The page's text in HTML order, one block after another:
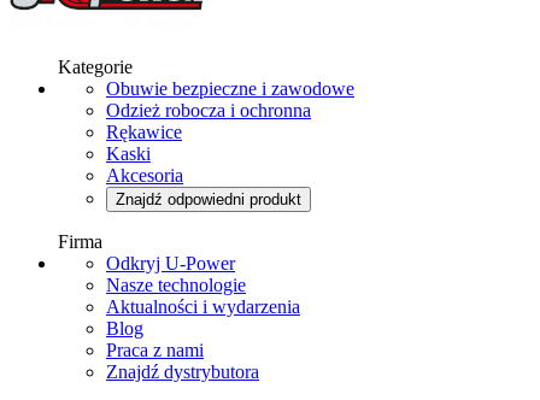
Kategorie
Obuwie bezpieczne i zawodowe
Odzież robocza i ochronna
Rękawice
Kaski
Akcesoria
Znajdź odpowiedni produkt
Firma
Odkryj U-Power
Nasze technologie
Aktualności i wydarzenia
Blog
Praca z nami
Znajdź dystrybutora